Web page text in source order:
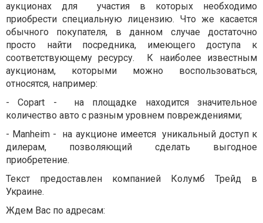
аукционах для участия в которых необходимо
приобрести специальную лицензию. Что же касается
обычного покупателя, в данном случае достаточно
просто найти посредника, имеющего доступа к
соответствующему ресурсу. К наиболее известным
аукционам, которыми можно воспользоваться,
относятся, например:
- Copart - на площадке находится значительное
количество авто с разным уровнем повреждениями;
- Manheim - на аукционе имеется уникальный доступ к
дилерам, позволяющий сделать выгодное
приобретение.
Текст предоставлен компанией Колумб Трейд в
Украине.
Ждем Вас по адресам: